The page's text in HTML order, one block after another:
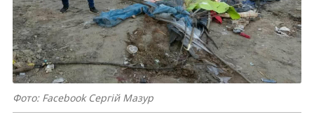
Фото: Facebook Сергій Мазур